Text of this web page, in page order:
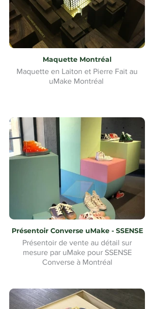
Maquette Montréal
Maquette en Laiton et Pierre Fait au
uMake Montréal
Présentoir Converse uMake - SSENSE
Présentoir de vente au détail sur
mesure par uMake pour SSENSE
Converse à Montréal